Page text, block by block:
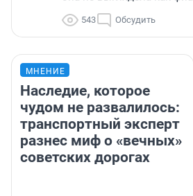
543 Обсудить
МНЕНИЕ
Наследие, которое
чудом не развалилось:
транспортный эксперт
разнес миф о «вечных»
советских дорогах